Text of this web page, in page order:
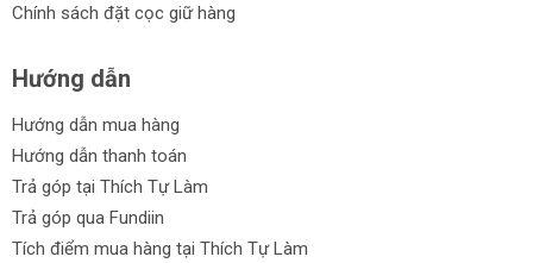
Chính sách đặt cọc giữ hàng
Hướng dẫn
Hướng dẫn mua hàng
Hướng dẫn thanh toán
Trả góp tại Thích Tự Làm
Trả góp qua Fundiin
Tích điểm mua hàng tại Thích Tự Làm